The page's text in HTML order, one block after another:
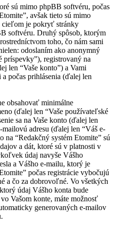
sú mimo phpBB softvéru, počas
avšak tieto sú mimo
cieľom je pokryť stránky
softvéru. Druhý spôsob, ktorým
toho, čo nám sami
odoslaním ako anonymný
registrovaný na
len “Vaše konto”) a Vami
počas prihlásenia (ďalej len
obsahovať minimálne
(ďalej len “Vaše používateľské
sa na Vaše konto (ďalej len
mailovú adresu (ďalej len “Váš e-
na “Redakčný systém Etomite” sú
a dát, ktoré sú v platnosti v
údaj navyše Vášho
a Vášho e-mailu, ktorý je
počas registrácie vybočujú
a čo za dobrovoľné. Vo všetkých
údaj Vášho konta bude
Vašom konte, máte možnosť
generovaných e-mailov